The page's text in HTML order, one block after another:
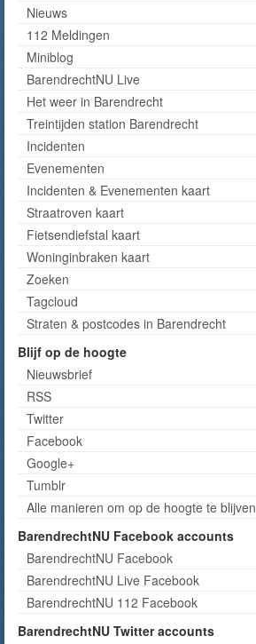
Nieuws
112 Meldingen
Miniblog
BarendrechtNU Live
Het weer in Barendrecht
Treintijden station Barendrecht
Incidenten
Evenementen
Incidenten & Evenementen kaart
Straatroven kaart
Fietsendiefstal kaart
Woninginbraken kaart
Zoeken
Tagcloud
Straten & postcodes in Barendrecht
Blijf op de hoogte
Nieuwsbrief
RSS
Twitter
Facebook
Google+
Tumblr
Alle manieren om op de hoogte te blijven
BarendrechtNU Facebook accounts
BarendrechtNU Facebook
BarendrechtNU Live Facebook
BarendrechtNU 112 Facebook
BarendrechtNU Twitter accounts